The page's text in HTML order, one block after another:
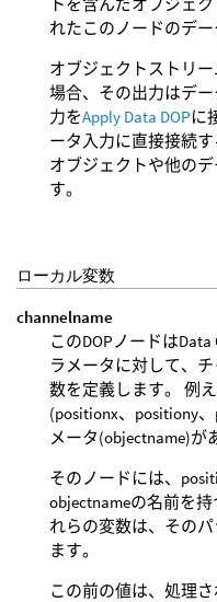
れたこのノードのデー
オブジェクトストリ
場合、その出力はデ
力をApply Data DOPに
ータ入力に直接接続
オブジェクトや他の
す。
ローカル変数
channelname
このDOPノードは
ラメータに対して、
数を定義します。 例
(positionx、positiony
メータ(objectname)が
そのノードには、
objectnameの名前を
れらの変数は、その
ます。
この前の値は、処理